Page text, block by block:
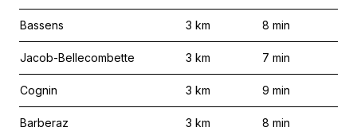
Bassens 3 km 8 min
Jacob-Bellecombette 3 km 7 min
Cognin 3 km 9 min
Barberaz 3 km 8 min